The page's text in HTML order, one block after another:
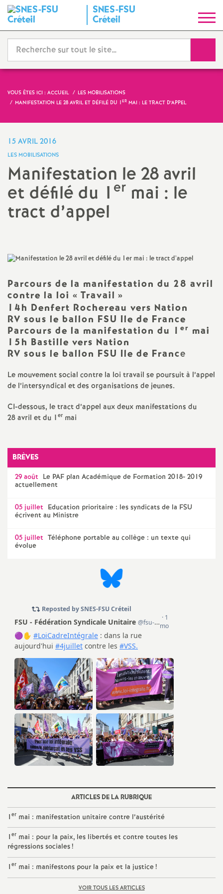
SNES-FSU
Créteil
y
n
d
i
a
t
i
o
n
a
l
e
s
E
g
n
e
m
e
n
t
s
d
e
S
VOUS ÊTES ICI : ACCUEIL
LES MOBILISATIONS
MANIFESTATION LE 28 AVRIL ET DÉFILÉ DU 1ER MAI : LE TRACT D’APPEL
15 AVRIL 2016
LES MOBILISATIONS
Manifestation le 28 avril
et défilé du 1 er mai : le
tract d’appel
Parcours de la manifestation du 28 avril
contre la loi « Travail »
14h Denfert Rochereau vers Nation
RV sous le ballon FSU Ile de France
Parcours de la manifestation du 1 er mai
15h Bastille vers Nation
RV sous le ballon FSU Ile de France
Le mouvement social contre la loi travail se poursuit à l’appel
de l’intersyndical et des organisations de jeunes.
CI-dessous, le tract d’appel aux deux manifestations du
28 avril et du 1er mai
BRÈVES
29 août Le PAF plan Académique de Formation 2018- 2019
actuellement
05 juillet Education prioritaire : les syndicats de la FSU
écrivent au Ministre
05 juillet Téléphone portable au collège : un texte qui
évolue
ARTICLES DE LA RUBRIQUE
1er mai : manifestation unitaire contre l’austérité
1er mai : pour la paix, les libertés et contre toutes les
régressions sociales!
1er mai : manifestons pour la paix et la justice!
VOIR TOUS LES ARTICLES